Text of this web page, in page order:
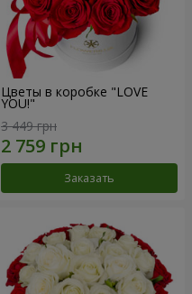
Цветы в коробке "LOVE
YOU!"
3 449 грн
Заказать